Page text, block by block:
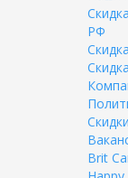
РФ
Скидки
Brit